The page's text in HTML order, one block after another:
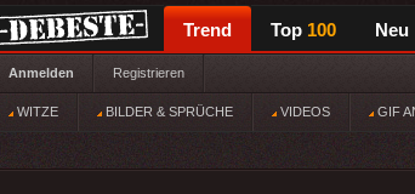
Trend Top 100 Neu
Anmelden Registrieren
WITZE BILDER & SPRÜCHE VIDEOS GIF